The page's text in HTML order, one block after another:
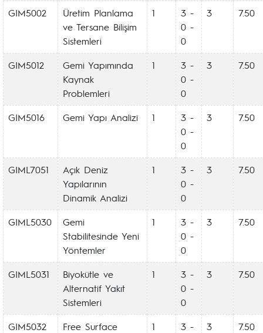
GIM5002
Üretim Planlama
ve Tersane Bilişim
Sistemleri
1
3 -
0 -
0
3 7.50
GIM5012
Gemi Yapımında
Kaynak
Problemleri
1
3 -
0 -
0
3 7.50
GIM5016 Gemi Yapı Analizi 1
3 -
0 -
0
3 7.50
GIML7051
Açık Deniz
Yapılarının
Dinamik Analizi
1
3 -
0 -
0
3 7.50
GIML5030
Gemi
Stabilitesinde Yeni
Yöntemler
1
3 -
0 -
0
3 7.50
GIML5031
Biyokütle ve
Alternatif Yakıt
Sistemleri
1
3 -
0 -
0
3 7.50
GIM5032
Free Surface
1
3 -
3 7.50